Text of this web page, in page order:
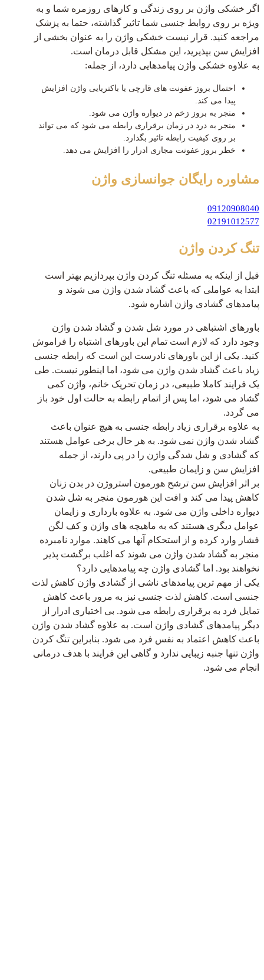
اگر خشکی واژن بر روی زندگی و کارهای روزمره شما و به
ویژه بر روی روابط جنسی شما تاثیر گذاشته، حتما به پزشک
مراجعه کنید. قرار نیست خشکی واژن را به عنوان بخشی از
افزایش سن بپذیرید، این مشکل قابل درمان است.
به علاوه خشکی واژن پیامدهایی دارد، از جمله:
احتمال بروز عفونت های قارچی یا باکتریایی واژن افزایش
پیدا می کند.
منجر به بروز زخم در دیواره واژن می شود.
منجر به درد در زمان برقراری رابطه می شود که می تواند
بر روی کیفیت رابطه تاثیر بگذارد.
خطر بروز عفونت مجاری ادرار را افزایش می دهد.
مشاوره رایگان جوانسازی واژن
09120908040
02191012577
تنگ کردن واژن
قبل از اینکه به مسئله تنگ کردن واژن بپردازیم بهتر است
ابتدا به عواملی که باعث گشاد شدن واژن می شوند و
پیامدهای گشادی واژن اشاره شود.
باورهای اشتباهی در مورد شل شدن و گشاد شدن واژن
وجود دارد که لازم است تمام این باورهای اشتباه را فراموش
کنید. یکی از این باورهای نادرست این است که رابطه جنسی
زیاد باعث گشاد شدن واژن می شود، اما اینطور نیست. طی
یک فرایند کاملا طبیعی، در زمان تحریک خانم، واژن کمی
گشاد می شود، اما پس از اتمام رابطه به حالت اول خود باز
می گردد.
به علاوه برقراری زیاد رابطه جنسی به هیچ عنوان باعث
گشاد شدن واژن نمی شود. به هر حال برخی عوامل هستند
که گشادی و شل شدگی واژن را در پی دارند، از جمله
افزایش سن و زایمان طبیعی.
بر اثر افزایش سن ترشح هورمون استروژن در بدن زنان
کاهش پیدا می کند و افت این هورمون منجر به شل شدن
دیواره داخلی واژن می شود. به علاوه بارداری و زایمان
عوامل دیگری هستند که به ماهیچه های واژن و کف لگن
فشار وارد کرده و از استحکام آنها می کاهند. موارد نامبرده
منجر به گشاد شدن واژن می شوند که اغلب برگشت پذیر
نخواهند بود. اما گشادی واژن چه پیامدهایی دارد؟
یکی از مهم ترین پیامدهای ناشی از گشادی واژن کاهش لذت
جنسی است. کاهش لذت جنسی نیز به مرور باعث کاهش
تمایل فرد به برقراری رابطه می شود. بی اختیاری ادرار از
دیگر پیامدهای گشادی واژن است. به علاوه گشاد شدن واژن
باعث کاهش اعتماد به نفس فرد می شود. بنابراین تنگ کردن
واژن تنها جنبه زیبایی ندارد و گاهی این فرایند با هدف درمانی
انجام می شود.